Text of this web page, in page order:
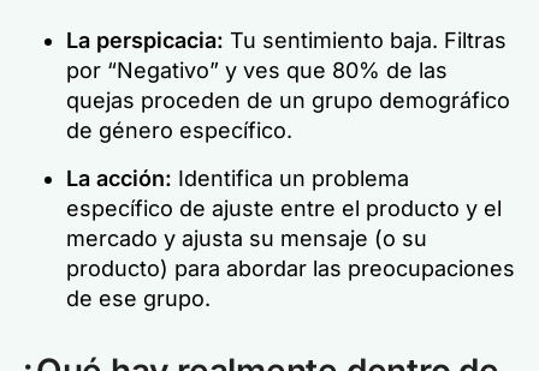
La perspicacia: Tu sentimiento baja. Filtras
por “Negativo” y ves que 80% de las
quejas proceden de un grupo demográfico
de género específico.
La acción: Identifica un problema
específico de ajuste entre el producto y el
mercado y ajusta su mensaje (o su
producto) para abordar las preocupaciones
de ese grupo.